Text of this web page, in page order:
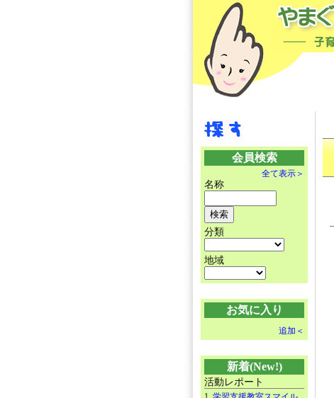
会員検索
全て表示＞
名称
分類
地域
お気に入り
追加＜
新着(New!)
活動レポート